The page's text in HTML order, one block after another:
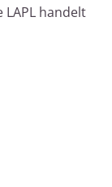
LAPL handelt